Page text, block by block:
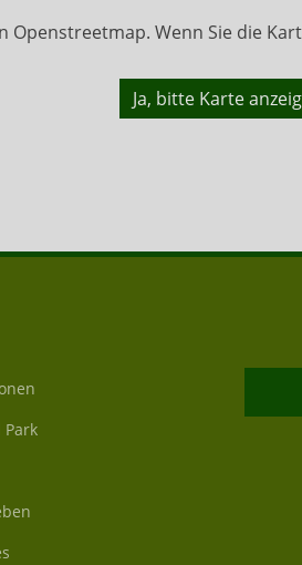
Wenn Sie die
Ja, bitte Karte